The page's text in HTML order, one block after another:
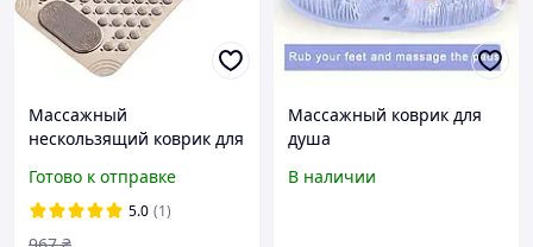
Массажный
нескользящий коврик для
см Коврик силиконовый
массажный для душа с
присосками
Готово к отправке
5.0 (1)
Массажный коврик для
душа
В наличии